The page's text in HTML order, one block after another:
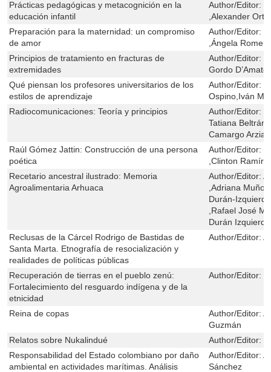
Prácticas pedagógicas y metacognición en la
educación infantil
Author/Editor:
,Alexander
Preparación para la maternidad: un compromiso
de amor
Author/Editor:
,Ángela
Principios de tratamiento en fracturas de
extremidades
Author/Editor:
Gordo D’Amato
Qué piensan los profesores universitarios de los
estilos de aprendizaje
Author/Editor:
Ospino,Iván
Radiocomunicaciones: Teoría y principios
Author/Editor:
Tatiana Beltrán
Camargo Arzia
Raúl Gómez Jattin: Construcción de una persona
poética
Author/Editor:
,Clinton
Recetario ancestral ilustrado: Memoria
Agroalimentaria Arhuaca
Author/Editor:
,Adriana
Durán-
,Rafael José
Durán Izquierdo
Reclusas de la Cárcel Rodrigo de Bastidas de
Santa Marta. Etnografía de resocialización y
realidades de políticas públicas
Author/Editor:
Recuperación de tierras en el pueblo zenú:
Fortalecimiento del resguardo indígena y de la
etnicidad
Author/Editor:
Reina de copas Author/Editor:
Guzmán
Relatos sobre Nukalindué
Author/Editor:
Responsabilidad del Estado colombiano por daño
ambiental en actividades marítimas. Análisis
Author/Editor:
Sánchez